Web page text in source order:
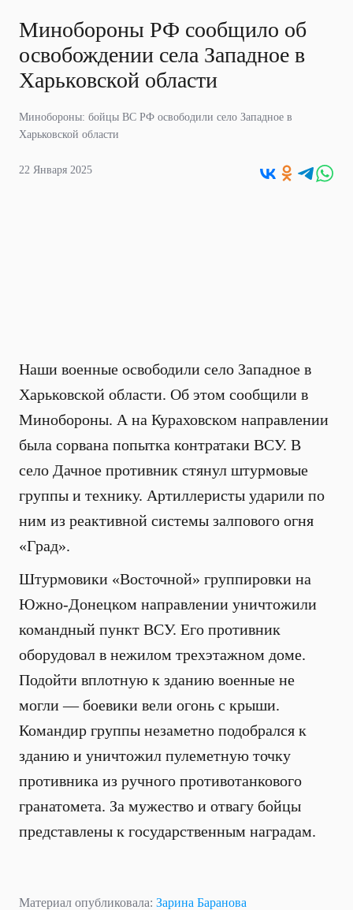
Минобороны РФ сообщило об
освобождении села Западное в
Харьковской области
Минобороны: бойцы ВС РФ освободили село Западное в
Харьковской области
22 Января 2025
Наши военные освободили село Западное в
Харьковской области. Об этом сообщили в
Минобороны. А на Кураховском направлении
была сорвана попытка контратаки ВСУ. В
село Дачное противник стянул штурмовые
группы и технику. Артиллеристы ударили по
ним из реактивной системы залпового огня
«Град».
Штурмовики «Восточной» группировки на
Южно-Донецком направлении уничтожили
командный пункт ВСУ. Его противник
оборудовал в нежилом трехэтажном доме.
Подойти вплотную к зданию военные не
могли — боевики вели огонь с крыши.
Командир группы незаметно подобрался к
зданию и уничтожил пулеметную точку
противника из ручного противотанкового
гранатомета. За мужество и отвагу бойцы
представлены к государственным наградам.
Материал опубликовала: Зарина Баранова